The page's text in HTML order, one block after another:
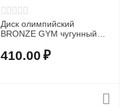
Диск олимпийский
BRONZE GYM чугунный
410.00 ₽